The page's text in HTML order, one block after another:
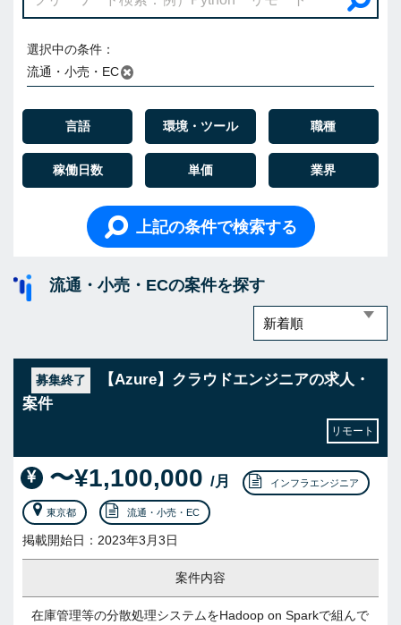
選択中の条件：
流通・小売・EC
言語 環境・ツール 職種
稼働日数 単価 業界
上記の条件で検索する
流通・小売・ECの案件を探す
募集終了
【Azure】クラウドエンジニアの求人・
案件
リモート
〜¥1,100,000 /月 インフラエンジニア
東京都 流通・小売・EC
掲載開始日：2023年3月3日
案件内容
在庫管理等の分散処理システムをHadoop on Sparkで組んで